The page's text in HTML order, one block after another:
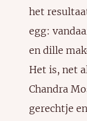
het
egg:
en dille
Het is, net
Chandra
gerechtje